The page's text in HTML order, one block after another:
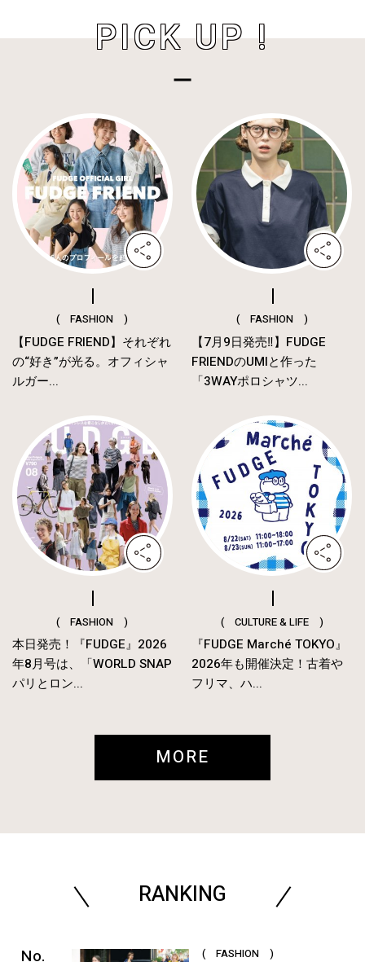
PICK UP !
( FASHION )
【FUDGE FRIEND】それぞれ
の“好き”が光る。オフィシャ
ルガー...
( FASHION )
【7月9日発売‼︎】FUDGE
FRIENDのUMIと作った
「3WAYポロシャツ...
( FASHION )
本日発売！『FUDGE』2026
年8月号は、「WORLD SNAP
パリとロン...
( CULTURE & LIFE )
『FUDGE Marché TOKYO』
2026年も開催決定！古着や
フリマ、ハ...
MORE
RANKING
( FASHION )